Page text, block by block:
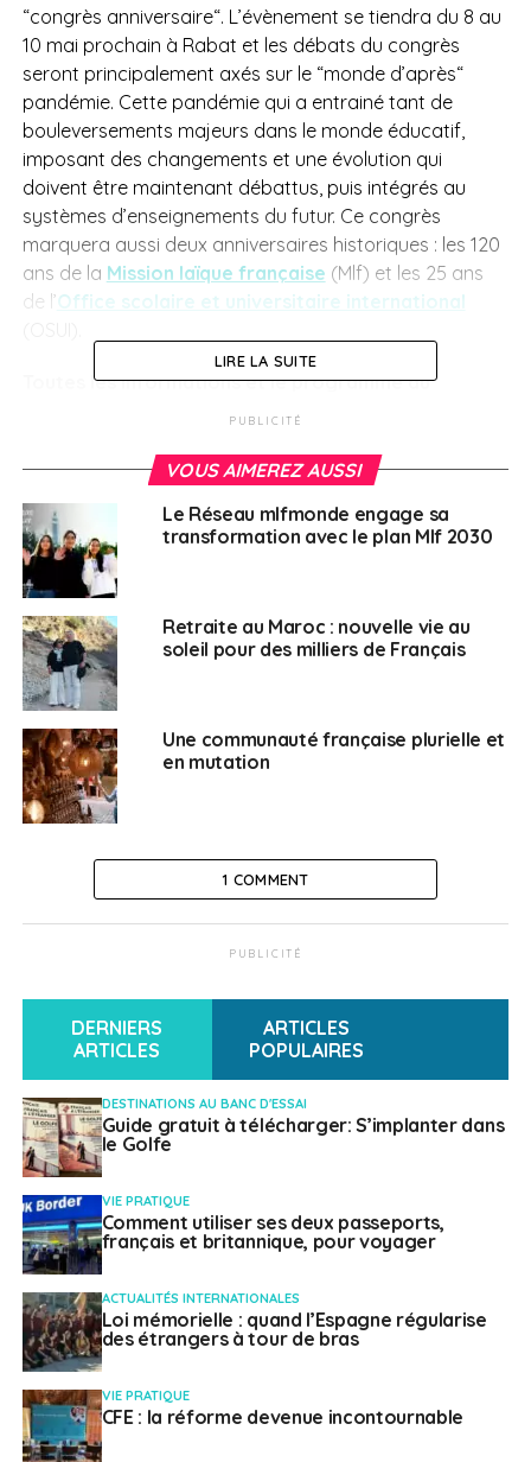
“congrès anniversaire“. L’évènement se tiendra du 8 au
10 mai prochain à Rabat et les débats du congrès
seront principalement axés sur le “monde d’après“
pandémie. Cette pandémie qui a entrainé tant de
bouleversements majeurs dans le monde éducatif,
imposant des changements et une évolution qui
doivent être maintenant débattus, puis intégrés au
systèmes d’enseignements du futur. Ce congrès
marquera aussi deux anniversaires historiques : les 120
ans de la Mission laïque française (Mlf) et les 25 ans
de l’Office scolaire et universitaire international
Toutes les informations et le programme du
SUJETS ASSOCIÉS: FEATURED MAROC MLF
MLF MONDE
A SUIVRE
Jeux internationaux de la jeunesse 2022 : un
mouvement pour et par les jeunes
NE RATEZ PAS
Les Journées Québec-France
Weena Truscelli
LIRE LA SUITE
PUBLICITÉ
VOUS AIMEREZ AUSSI
Le Réseau mlfmonde engage sa
transformation avec le plan Mlf 2030
Retraite au Maroc : nouvelle vie au
soleil pour des milliers de Français
Une communauté française plurielle et
en mutation
1 COMMENT
PUBLICITÉ
DERNIERS
ARTICLES
ARTICLES
POPULAIRES
DESTINATIONS AU BANC D'ESSAI
Guide gratuit à télécharger: S’implanter dans
le Golfe
VIE PRATIQUE
Comment utiliser ses deux passeports,
français et britannique, pour voyager
ACTUALITÉS INTERNATIONALES
Loi mémorielle : quand l’Espagne régularise
des étrangers à tour de bras
VIE PRATIQUE
CFE : la réforme devenue incontournable